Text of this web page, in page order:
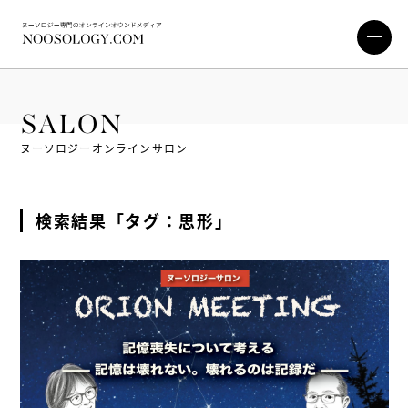
SALON
ヌーソロジーオンラインサロン
検索結果「タグ：思形」